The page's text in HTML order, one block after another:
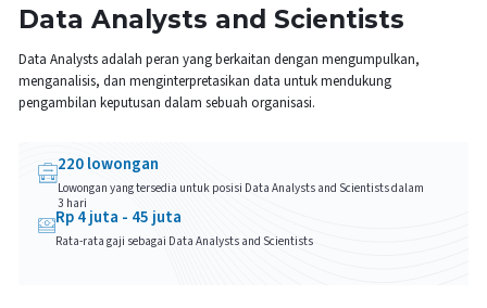
Data Analysts and Scientists
Data Analysts adalah peran yang berkaitan dengan mengumpulkan,
menganalisis, dan menginterpretasikan data untuk mendukung
pengambilan keputusan dalam sebuah organisasi.
220lowongan
Lowongan yang tersedia untuk posisi Data Analysts and Scientistsdalam
3 hari
Rp4juta - 45 juta
Rata-rata gaji sebagai Data Analysts and Scientists